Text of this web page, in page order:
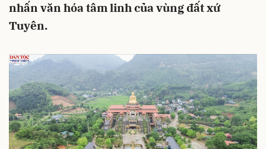
nhấn văn hóa tâm linh của vùng đất xứ
Tuyên.